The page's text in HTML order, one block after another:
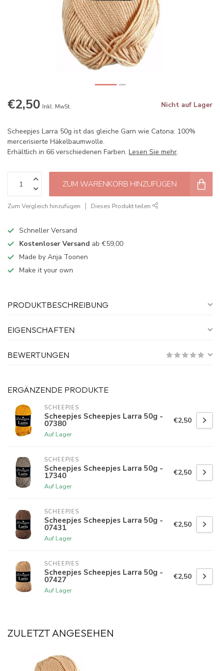
€2,50 Inkl. MwSt. Nicht auf Lager
Scheepjes Larra 50g ist das gleiche Garn wie Catona: 100%
mercerisierte Häkelbaumwolle.
Erhältlich in 66 verschiedenen Farben. Lesen Sie mehr.
ZUM WARENKORB HINZUFÜGEN
Zum Vergleich hinzufügen Dieses Produkt teilen
Schneller Versand
Kostenloser Versand ab €59,00
Made by Anja Toonen
Make it your own
PRODUKTBESCHREIBUNG
EIGENSCHAFTEN
BEWERTUNGEN
ERGÄNZENDE PRODUKTE
SCHEEPJES
Scheepjes Scheepjes Larra 50g -
07380
Auf Lager
€2,50
SCHEEPJES
Scheepjes Scheepjes Larra 50g -
17340
Auf Lager
€2,50
SCHEEPJES
Scheepjes Scheepjes Larra 50g -
07431
Auf Lager
€2,50
SCHEEPJES
Scheepjes Scheepjes Larra 50g -
07427
Auf Lager
€2,50
ZULETZT ANGESEHEN